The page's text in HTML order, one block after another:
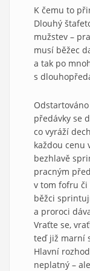
K čemu to
Dlouhý
mužstev –
musí běžec
a tak po
s
předávky se
co vyráží
každou cenu
bezhlavě
pracným
v tom fofru či
běžci
a proroci
Vraťte se,
teď již marní
Hlavní
neplatný –